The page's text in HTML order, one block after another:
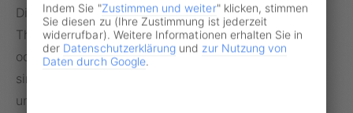
Digitalisierung und Bürokratieabbau. So soll die
Theorieausbildung in Fahrschulen künftig per App
oder Onlinekurs erfolgen dürfen. Zur Kostensenkung
sind außerdem die Reduzierung des Fragenkatalogs
und der Prüfungsdauer sowie die Nutzung von
Indem Sie "Zustimmen und weiter" klicken, stimmen
Sie diesen zu (Ihre Zustimmung ist jederzeit
widerrufbar). Weitere Informationen erhalten Sie in
der Datenschutzerklärung und zur Nutzung von
Daten durch Google.